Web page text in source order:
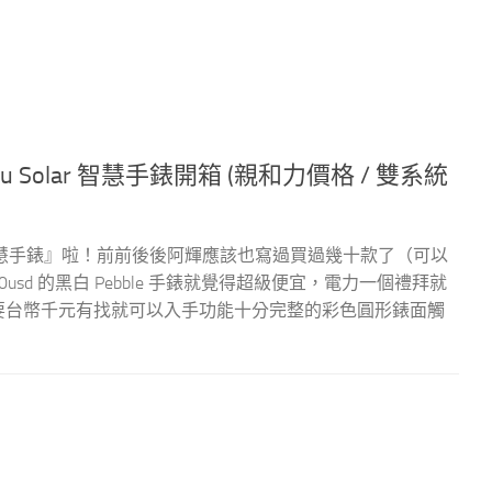
Solar 智慧手錶開箱 (親和力價格 / 雙系統
錶』啦！前前後後阿輝應該也寫過買過幾十款了（可以
的黑白 Pebble 手錶就覺得超級便宜，電力一個禮拜就
幣千元有找就可以入手功能十分完整的彩色圓形錶面觸